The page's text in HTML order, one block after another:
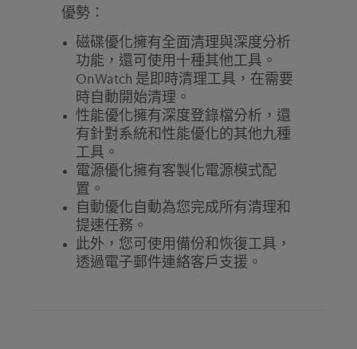
優勢：
磁碟優化擁有全面清理與深度分析
功能，還可使用十種其他工具。
OnWatch 是即時清理工具，在需要
時自動開始清理。
性能優化擁有深度登錄檔分析，還
有針對系統和性能優化的其他九種
工具。
電源優化擁有客製化電源模式配
置。
自動優化自動為您完成所有清理和
提速任務。
此外，您可使用備份和恢復工具，
透過電子郵件連絡客戶支援。